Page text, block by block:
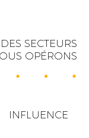
SECTEURS
OPÉRONS
INFLUENCE